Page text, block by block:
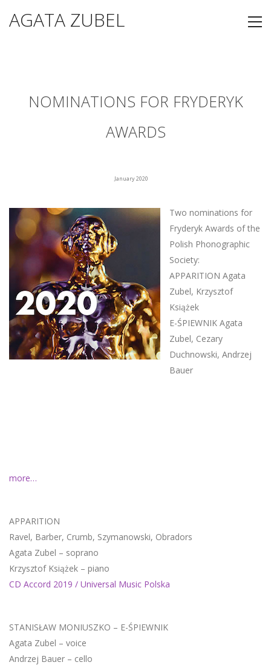
AGATA ZUBEL
NOMINATIONS FOR FRYDERYK
AWARDS
January 2020
Two nominations for
Fryderyk Awards of the
Polish Phonographic
Society:
APPARITION Agata
Zubel, Krzysztof
Książek
E-ŚPIEWNIK Agata
Zubel, Cezary
Duchnowski, Andrzej
Bauer
more…
APPARITION
Ravel, Barber, Crumb, Szymanowski, Obradors
Agata Zubel – soprano
Krzysztof Książek – piano
CD Accord 2019 / Universal Music Polska
STANISŁAW MONIUSZKO – E-ŚPIEWNIK
Agata Zubel – voice
Andrzej Bauer – cello